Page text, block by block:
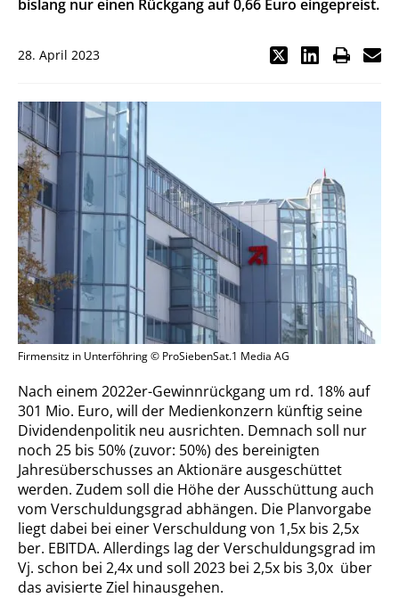
bislang nur einen Rückgang auf 0,66 Euro eingepreist.
28. April 2023
Firmensitz in Unterföhring © ProSiebenSat.1 Media AG
Nach einem 2022er-Gewinnrückgang um rd. 18% auf
301 Mio. Euro, will der Medienkonzern künftig seine
Dividendenpolitik neu ausrichten. Demnach soll nur
noch 25 bis 50% (zuvor: 50%) des bereinigten
Jahresüberschusses an Aktionäre ausgeschüttet
werden. Zudem soll die Höhe der Ausschüttung auch
vom Verschuldungsgrad abhängen. Die Planvorgabe
liegt dabei bei einer Verschuldung von 1,5x bis 2,5x
ber. EBITDA. Allerdings lag der Verschuldungsgrad im
Vj. schon bei 2,4x und soll 2023 bei 2,5x bis 3,0x über
das avisierte Ziel hinausgehen.